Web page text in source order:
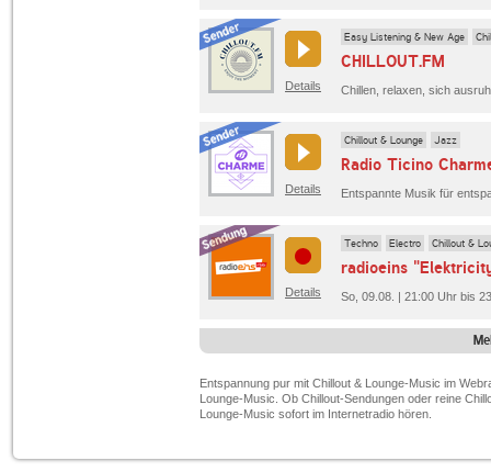
Details
Easy Listening & New Age
CHILLOUT.FM
Details
Chillout & Lounge Jazz
Radio Ticino
Entspannte Musik für
Details
Techno Electro Chillout &
radioeins
So, 09.08. | 21:00 Uhr bis
Entspannung pur mit Chillout & Lounge-Music im
Lounge-Music. Ob Chillout-Sendungen oder reine
Lounge-Music sofort im Internetradio hören.